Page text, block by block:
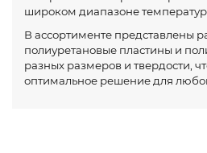
широком диапазоне
В ассортименте представлены
полиуретановые пластины и
разных размеров и твердости,
оптимальное решение для